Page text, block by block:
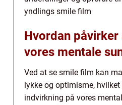
yndlings smile film
Hvordan
vores mentale
Ved at se smile film kan
lykke og optimisme,
indvirkning på vores